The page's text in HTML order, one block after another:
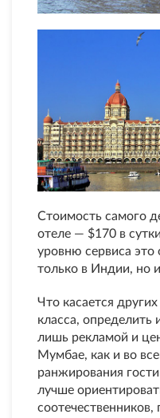
Стоимость самого
отеле — $170 в
уровню сервиса это
только в Индии, но
Что касается
класса, определить
лишь рекламой и
Мумбае, как и во
ранжирования
лучше